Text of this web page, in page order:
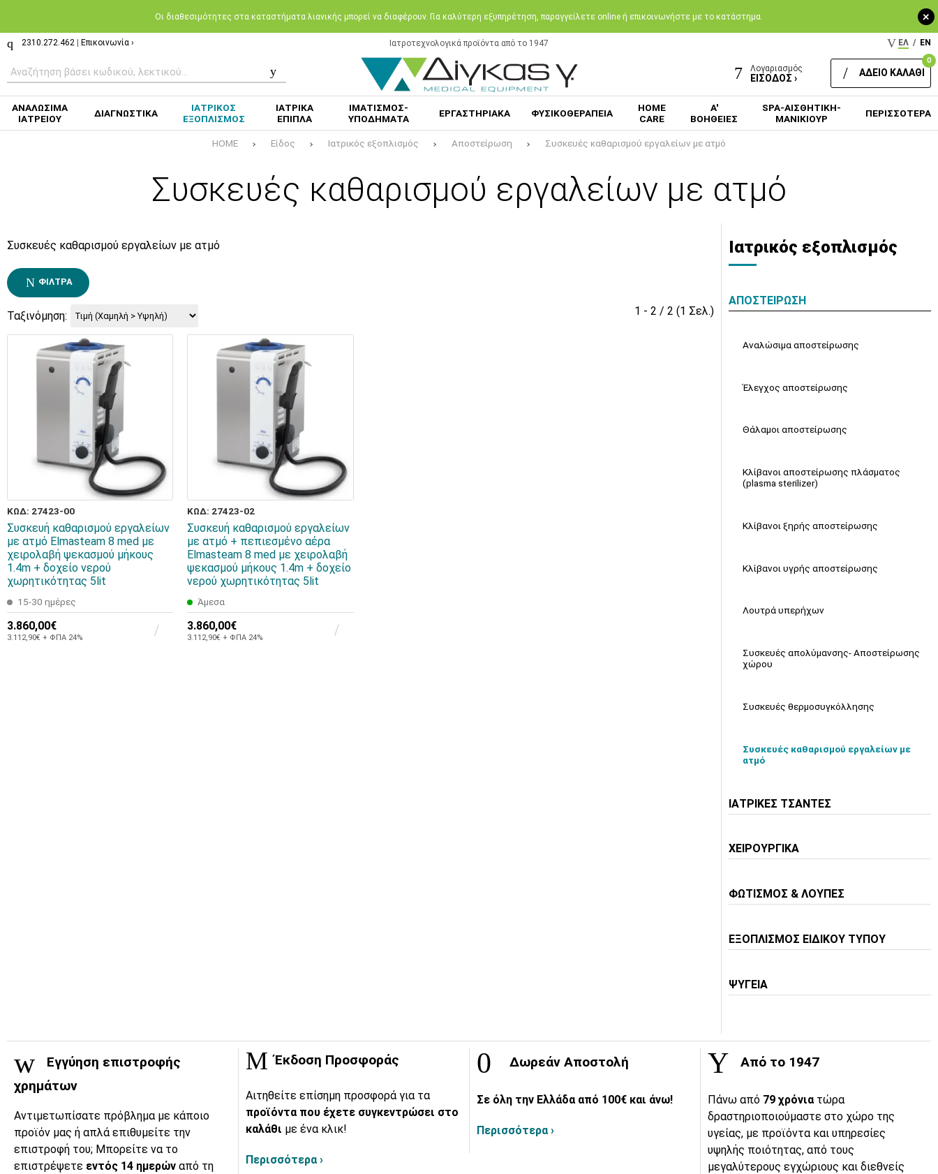
+
Oι διαθεσιμότητες στα καταστήματα λιανικής μπορεί να διαφέρουν. Για καλύτερη εξυπηρέτηση, παραγγείλετε online ή επικοινωνήστε με το κατάστημα.
2310.272.462 Επικοινωνία › Ιατροτεχνολογικά προϊόντα από το 1947 ΕΛ / EN
Λογαριασμός
ΕΙΣΟΔΟΣ ›
0
ΑΔΕΙΟ ΚΑΛΑΘΙ
ΑΝΑΛΩΣΙΜΑ
ΙΑΤΡΕΙΟΥ
ΔΙΑΓΝΩΣΤΙΚΑ
ΙΑΤΡΙΚΟΣ
ΕΞΟΠΛΙΣΜΟΣ
ΙΑΤΡΙΚΑ
ΕΠΙΠΛΑ
ΙΜΑΤΙΣΜΟΣ-
ΥΠΟΔΗΜΑΤΑ
ΕΡΓΑΣΤΗΡΙΑΚΑ ΦΥΣΙΚΟΘΕΡΑΠΕΙΑ
HOME
CARE
Α'
ΒΟΗΘΕΙΕΣ
SPA-ΑΙΣΘΗΤΙΚΗ-
ΜΑΝΙΚΙΟΥΡ
ΠΕΡΙΣΣΟΤΕΡΑ
HOME Είδος Ιατρικός εξοπλισμός Αποστείρωση Συσκευές καθαρισμού εργαλείων με ατμό
Συσκευές καθαρισμού εργαλείων με ατμό
Συσκευές καθαρισμού εργαλείων με ατμό
ΦΊΛΤΡΑ
Ταξινόμηση: 1 - 2 / 2 (1 Σελ.)
ΚΩΔ: 27423-00
Συσκευή καθαρισμού εργαλείων
με ατμό Elmasteam 8 med με
χειρολαβή ψεκασμού μήκους
1.4m + δοχείο νερού
χωρητικότητας 5lit
15-30 ημέρες
3.860,00€
3.112,90€ + ΦΠΑ 24%
ΚΩΔ: 27423-02
Συσκευή καθαρισμού εργαλείων
με ατμό + πεπιεσμένο αέρα
Elmasteam 8 med με χειρολαβή
ψεκασμού μήκους 1.4m + δοχείο
νερού χωρητικότητας 5lit
Άμεσα
3.860,00€
3.112,90€ + ΦΠΑ 24%
Ιατρικός εξοπλισμός
ΑΠΟΣΤΕΙΡΩΣΗ
Αναλώσιμα αποστείρωσης
Έλεγχος αποστείρωσης
Θάλαμοι αποστείρωσης
Κλίβανοι αποστείρωσης πλάσματος
(plasma sterilizer)
Κλίβανοι ξηρής αποστείρωσης
Κλίβανοι υγρής αποστείρωσης
Λουτρά υπερήχων
Συσκευές απολύμανσης- Αποστείρωσης
χώρου
Συσκευές θερμοσυγκόλλησης
Συσκευές καθαρισμού εργαλείων με
ατμό
ΙΑΤΡΙΚΕΣ ΤΣΑΝΤΕΣ
ΧΕΙΡΟΥΡΓΙΚΑ
ΦΩΤΙΣΜΟΣ & ΛΟΥΠΕΣ
ΕΞΟΠΛΙΣΜΟΣ ΕΙΔΙΚΟΥ ΤΥΠΟΥ
ΨΥΓΕΙΑ
Εγγύηση επιστροφής
χρημάτων
Αντιμετωπίσατε πρόβλημα με κάποιο
προϊόν μας ή απλά επιθυμείτε την
επιστροφή του; Μπορείτε να το
επιστρέψετε εντός 14 ημερών από τη
Έκδοση Προσφοράς
Αιτηθείτε επίσημη προσφορά για τα
προϊόντα που έχετε συγκεντρώσει στο
καλάθι με ένα κλικ!
Περισσότερα ›
Δωρεάν Αποστολή
Σε όλη την Ελλάδα από 100€ και άνω!
Περισσότερα ›
Από το 1947
Πάνω από 79 χρόνια τώρα
δραστηριοποιούμαστε στο χώρο της
υγείας, με προϊόντα και υπηρεσίες
υψηλής ποιότητας, από τους
μεγαλύτερους εγχώριους και διεθνείς